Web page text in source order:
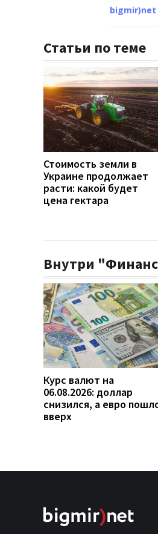
Статьи по теме
Стоимость земли в
Украине продолжает
расти: какой будет
цена гектара
Внутри
Курс валют на
06.08.2026: доллар
снизился, а евро
вверх